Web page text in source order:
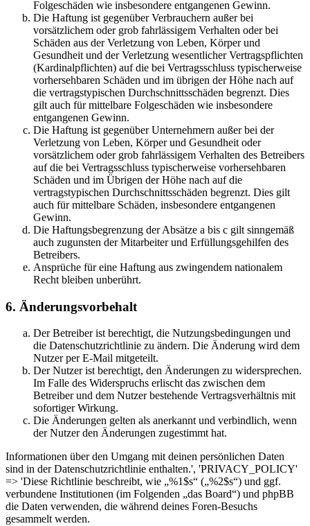
Folgeschäden wie insbesondere entgangenen Gewinn.
Die Haftung ist gegenüber Verbrauchern außer bei
vorsätzlichem oder grob fahrlässigem Verhalten oder bei
Schäden aus der Verletzung von Leben, Körper und
Gesundheit und der Verletzung wesentlicher Vertragspflichten
(Kardinalpflichten) auf die bei Vertragsschluss typischerweise
vorhersehbaren Schäden und im übrigen der Höhe nach auf
die vertragstypischen Durchschnittsschäden begrenzt. Dies
gilt auch für mittelbare Folgeschäden wie insbesondere
entgangenen Gewinn.
Die Haftung ist gegenüber Unternehmern außer bei der
Verletzung von Leben, Körper und Gesundheit oder
vorsätzlichem oder grob fahrlässigem Verhalten des Betreibers
auf die bei Vertragsschluss typischerweise vorhersehbaren
Schäden und im Übrigen der Höhe nach auf die
vertragstypischen Durchschnittsschäden begrenzt. Dies gilt
auch für mittelbare Schäden, insbesondere entgangenen
Gewinn.
Die Haftungsbegrenzung der Absätze a bis c gilt sinngemäß
auch zugunsten der Mitarbeiter und Erfüllungsgehilfen des
Betreibers.
Ansprüche für eine Haftung aus zwingendem nationalem
Recht bleiben unberührt.
6. Änderungsvorbehalt
Der Betreiber ist berechtigt, die Nutzungsbedingungen und
die Datenschutzrichtlinie zu ändern. Die Änderung wird dem
Nutzer per E-Mail mitgeteilt.
Der Nutzer ist berechtigt, den Änderungen zu widersprechen.
Im Falle des Widerspruchs erlischt das zwischen dem
Betreiber und dem Nutzer bestehende Vertragsverhältnis mit
sofortiger Wirkung.
Die Änderungen gelten als anerkannt und verbindlich, wenn
der Nutzer den Änderungen zugestimmt hat.
Informationen über den Umgang mit deinen persönlichen Daten
sind in der Datenschutzrichtlinie enthalten.', 'PRIVACY_POLICY'
=> 'Diese Richtlinie beschreibt, wie „%1$s“ („%2$s“) und ggf.
verbundene Institutionen (im Folgenden „das Board“) und phpBB
die Daten verwenden, die während deines Foren-Besuchs
gesammelt werden.